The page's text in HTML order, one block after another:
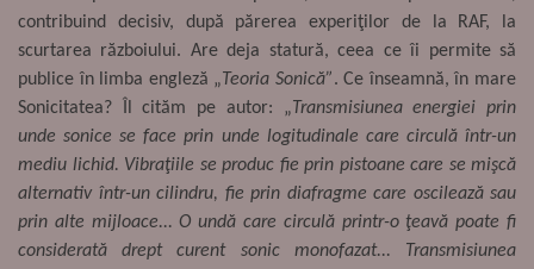
contribuind decisiv, după părerea experiţilor de la RAF, la
scurtarea războiului. Are deja statură, ceea ce îi permite să
publice în limba engleză „ Teoria Sonică”. Ce înseamnă, în mare
Sonicitatea? Îl cităm pe autor: „ Transmisiunea energiei prin
unde sonice se face prin unde logitudinale care circulă într-un
mediu lichid. Vibraţiile se produc fie prin pistoane care se mişcă
alternativ într-un cilindru, fie prin diafragme care oscilează sau
prin alte mijloace... O undă care circulă printr-o ţeavă poate fi
considerată drept curent sonic monofazat... Transmisiunea